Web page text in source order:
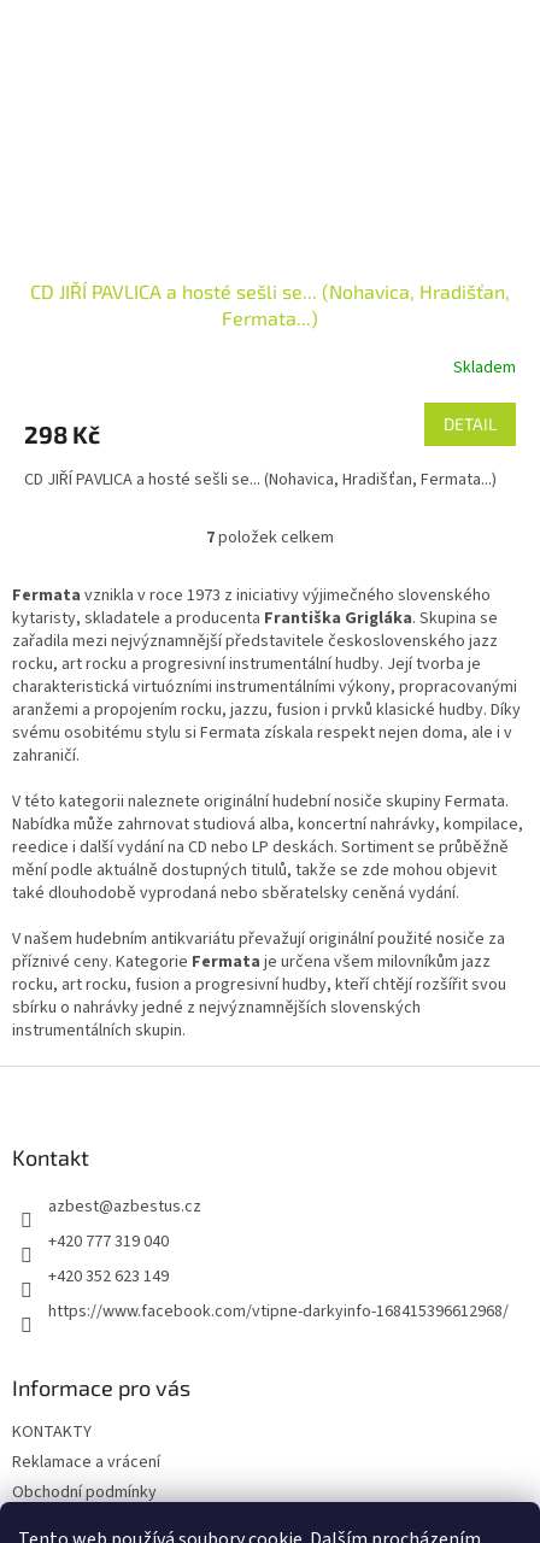
CD JIŘÍ PAVLICA a hosté sešli se... (Nohavica, Hradišťan,
Fermata...)
Skladem
298 Kč DETAIL
CD JIŘÍ PAVLICA a hosté sešli se... (Nohavica, Hradišťan, Fermata...)
O
l
á
d
a
c
í
p
k
y
v
ý
p
s
u
7položek celkem
Fermata vznikla v roce 1973 z iniciativy výjimečného slovenského
kytaristy, skladatele a producenta Františka Grigláka. Skupina se
zařadila mezi nejvýznamnější představitele československého jazz
rocku, art rocku a progresivní instrumentální hudby. Její tvorba je
charakteristická virtuózními instrumentálními výkony, propracovanými
aranžemi a propojením rocku, jazzu, fusion i prvků klasické hudby. Díky
svému osobitému stylu si Fermata získala respekt nejen doma, ale i v
zahraničí.
V této kategorii naleznete originální hudební nosiče skupiny Fermata.
Nabídka může zahrnovat studiová alba, koncertní nahrávky, kompilace,
reedice i další vydání na CD nebo LP deskách. Sortiment se průběžně
mění podle aktuálně dostupných titulů, takže se zde mohou objevit
také dlouhodobě vyprodaná nebo sběratelsky ceněná vydání.
V našem hudebním antikvariátu převažují originální použité nosiče za
příznivé ceny. Kategorie Fermata je určena všem milovníkům jazz
rocku, art rocku, fusion a progresivní hudby, kteří chtějí rozšířit svou
sbírku o nahrávky jedné z nejvýznamnějších slovenských
instrumentálních skupin.
Kontakt
azbest@azbestus.cz
+420 777 319 040
+420 352 623 149
https://www.facebook.com/vtipne-darkyinfo-168415396612968/
Informace pro vás
KONTAKTY
Reklamace a vrácení
Obchodní podmínky